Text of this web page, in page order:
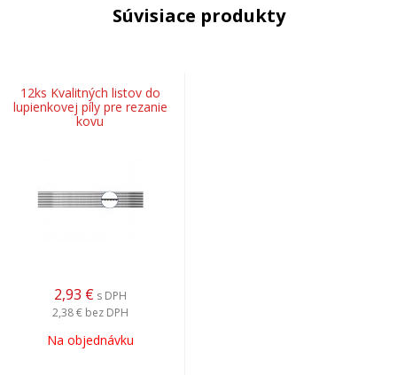
Súvisiace produkty
12ks Kvalitných listov do
lupienkovej píly pre rezanie
kovu
2,93 € s DPH
2,38 € bez DPH
Na objednávku